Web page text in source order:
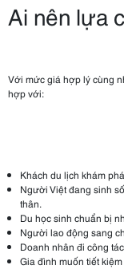
Ai nên lựa
Với mức giá hợp lý cùng
hợp với:
Khách du lịch khám
Người Việt đang sinh
thân.
Du học sinh chuẩn bị
Người lao động sang
Doanh nhân đi công
Gia đình muốn tiết